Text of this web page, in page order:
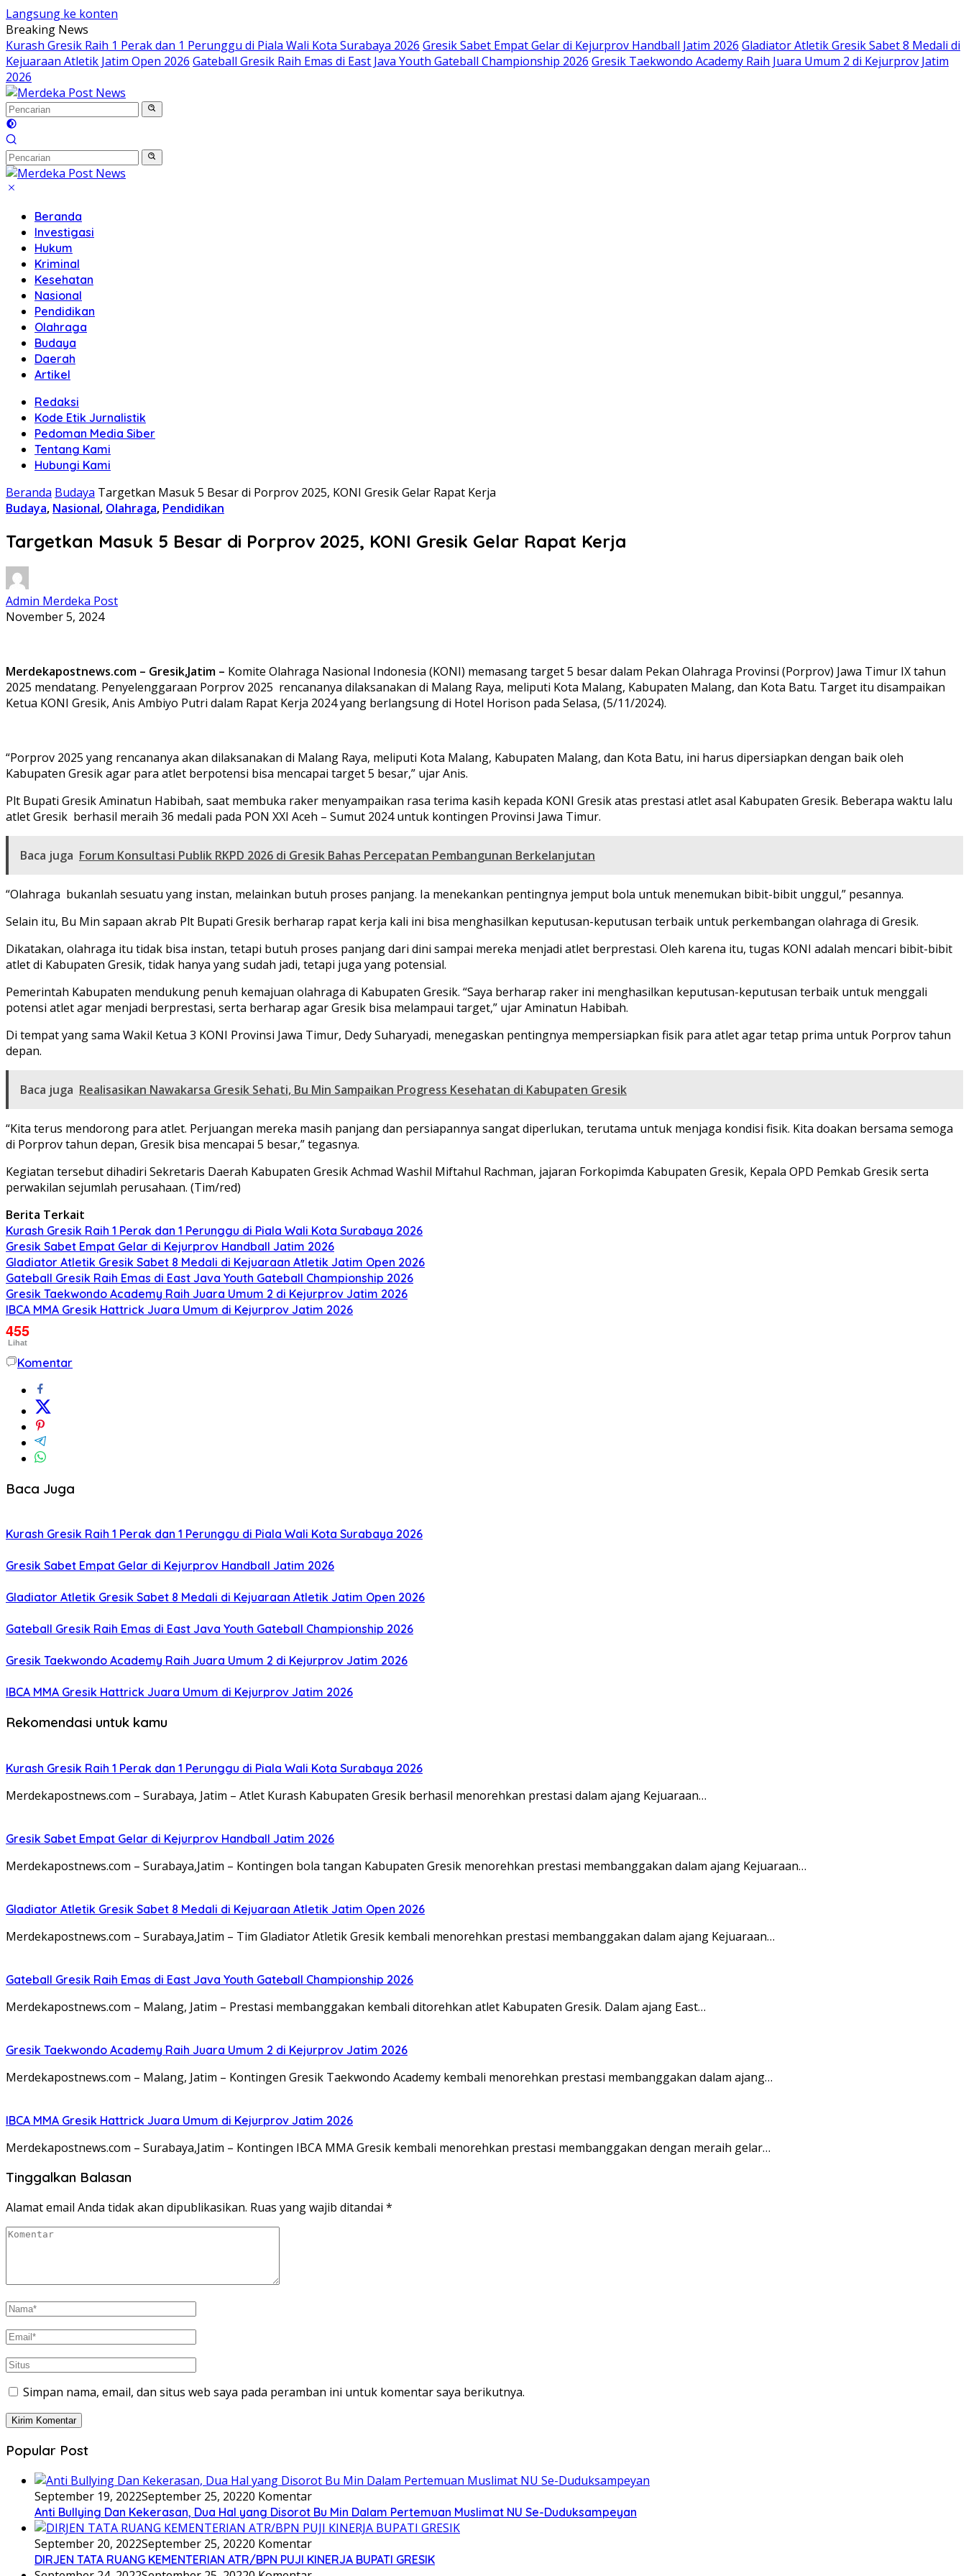
Langsung ke konten
Breaking News
Kurash Gresik Raih 1 Perak dan 1 Perunggu di Piala Wali Kota Surabaya 2026 Gresik Sabet Empat Gelar di Kejurprov Handball Jatim 2026 Gladiator Atletik Gresik Sabet 8 Medali di
Kejuaraan Atletik Jatim Open 2026 Gateball Gresik Raih Emas di East Java Youth Gateball Championship 2026 Gresik Taekwondo Academy Raih Juara Umum 2 di Kejurprov Jatim
2026
Beranda
Investigasi
Hukum
Kriminal
Kesehatan
Nasional
Pendidikan
Olahraga
Budaya
Daerah
Artikel
Redaksi
Kode Etik Jurnalistik
Pedoman Media Siber
Tentang Kami
Hubungi Kami
Beranda Budaya Targetkan Masuk 5 Besar di Porprov 2025, KONI Gresik Gelar Rapat Kerja
Budaya, Nasional, Olahraga, Pendidikan
Targetkan Masuk 5 Besar di Porprov 2025, KONI Gresik Gelar Rapat Kerja
Admin Merdeka Post
November 5, 2024
Merdekapostnews.com – Gresik,Jatim – Komite Olahraga Nasional Indonesia (KONI) memasang target 5 besar dalam Pekan Olahraga Provinsi (Porprov) Jawa Timur IX tahun
2025 mendatang. Penyelenggaraan Porprov 2025 rencananya dilaksanakan di Malang Raya, meliputi Kota Malang, Kabupaten Malang, dan Kota Batu. Target itu disampaikan
Ketua KONI Gresik, Anis Ambiyo Putri dalam Rapat Kerja 2024 yang berlangsung di Hotel Horison pada Selasa, (5/11/2024).
“Porprov 2025 yang rencananya akan dilaksanakan di Malang Raya, meliputi Kota Malang, Kabupaten Malang, dan Kota Batu, ini harus dipersiapkan dengan baik oleh
Kabupaten Gresik agar para atlet berpotensi bisa mencapai target 5 besar,” ujar Anis.
Plt Bupati Gresik Aminatun Habibah, saat membuka raker menyampaikan rasa terima kasih kepada KONI Gresik atas prestasi atlet asal Kabupaten Gresik. Beberapa waktu lalu
atlet Gresik berhasil meraih 36 medali pada PON XXI Aceh – Sumut 2024 untuk kontingen Provinsi Jawa Timur.
Baca juga Forum Konsultasi Publik RKPD 2026 di Gresik Bahas Percepatan Pembangunan Berkelanjutan
“Olahraga bukanlah sesuatu yang instan, melainkan butuh proses panjang. Ia menekankan pentingnya jemput bola untuk menemukan bibit-bibit unggul,” pesannya.
Selain itu, Bu Min sapaan akrab Plt Bupati Gresik berharap rapat kerja kali ini bisa menghasilkan keputusan-keputusan terbaik untuk perkembangan olahraga di Gresik.
Dikatakan, olahraga itu tidak bisa instan, tetapi butuh proses panjang dari dini sampai mereka menjadi atlet berprestasi. Oleh karena itu, tugas KONI adalah mencari bibit-bibit
atlet di Kabupaten Gresik, tidak hanya yang sudah jadi, tetapi juga yang potensial.
Pemerintah Kabupaten mendukung penuh kemajuan olahraga di Kabupaten Gresik. “Saya berharap raker ini menghasilkan keputusan-keputusan terbaik untuk menggali
potensi atlet agar menjadi berprestasi, serta berharap agar Gresik bisa melampaui target,” ujar Aminatun Habibah.
Di tempat yang sama Wakil Ketua 3 KONI Provinsi Jawa Timur, Dedy Suharyadi, menegaskan pentingnya mempersiapkan fisik para atlet agar tetap prima untuk Porprov tahun
depan.
Baca juga Realisasikan Nawakarsa Gresik Sehati, Bu Min Sampaikan Progress Kesehatan di Kabupaten Gresik
“Kita terus mendorong para atlet. Perjuangan mereka masih panjang dan persiapannya sangat diperlukan, terutama untuk menjaga kondisi fisik. Kita doakan bersama semoga
di Porprov tahun depan, Gresik bisa mencapai 5 besar,” tegasnya.
Kegiatan tersebut dihadiri Sekretaris Daerah Kabupaten Gresik Achmad Washil Miftahul Rachman, jajaran Forkopimda Kabupaten Gresik, Kepala OPD Pemkab Gresik serta
perwakilan sejumlah perusahaan. (Tim/red)
Berita Terkait
Kurash Gresik Raih 1 Perak dan 1 Perunggu di Piala Wali Kota Surabaya 2026
Gresik Sabet Empat Gelar di Kejurprov Handball Jatim 2026
Gladiator Atletik Gresik Sabet 8 Medali di Kejuaraan Atletik Jatim Open 2026
Gateball Gresik Raih Emas di East Java Youth Gateball Championship 2026
Gresik Taekwondo Academy Raih Juara Umum 2 di Kejurprov Jatim 2026
IBCA MMA Gresik Hattrick Juara Umum di Kejurprov Jatim 2026
455
Lihat
Komentar
Baca Juga
Kurash Gresik Raih 1 Perak dan 1 Perunggu di Piala Wali Kota Surabaya 2026
Gresik Sabet Empat Gelar di Kejurprov Handball Jatim 2026
Gladiator Atletik Gresik Sabet 8 Medali di Kejuaraan Atletik Jatim Open 2026
Gateball Gresik Raih Emas di East Java Youth Gateball Championship 2026
Gresik Taekwondo Academy Raih Juara Umum 2 di Kejurprov Jatim 2026
IBCA MMA Gresik Hattrick Juara Umum di Kejurprov Jatim 2026
Rekomendasi untuk kamu
Kurash Gresik Raih 1 Perak dan 1 Perunggu di Piala Wali Kota Surabaya 2026
Merdekapostnews.com – Surabaya, Jatim – Atlet Kurash Kabupaten Gresik berhasil menorehkan prestasi dalam ajang Kejuaraan…
Gresik Sabet Empat Gelar di Kejurprov Handball Jatim 2026
Merdekapostnews.com – Surabaya,Jatim – Kontingen bola tangan Kabupaten Gresik menorehkan prestasi membanggakan dalam ajang Kejuaraan…
Gladiator Atletik Gresik Sabet 8 Medali di Kejuaraan Atletik Jatim Open 2026
Merdekapostnews.com – Surabaya,Jatim – Tim Gladiator Atletik Gresik kembali menorehkan prestasi membanggakan dalam ajang Kejuaraan…
Gateball Gresik Raih Emas di East Java Youth Gateball Championship 2026
Merdekapostnews.com – Malang, Jatim – Prestasi membanggakan kembali ditorehkan atlet Kabupaten Gresik. Dalam ajang East…
Gresik Taekwondo Academy Raih Juara Umum 2 di Kejurprov Jatim 2026
Merdekapostnews.com – Malang, Jatim – Kontingen Gresik Taekwondo Academy kembali menorehkan prestasi membanggakan dalam ajang…
IBCA MMA Gresik Hattrick Juara Umum di Kejurprov Jatim 2026
Merdekapostnews.com – Surabaya,Jatim – Kontingen IBCA MMA Gresik kembali menorehkan prestasi membanggakan dengan meraih gelar…
Tinggalkan Balasan
Alamat email Anda tidak akan dipublikasikan. Ruas yang wajib ditandai *
Simpan nama, email, dan situs web saya pada peramban ini untuk komentar saya berikutnya.
Popular Post
September 19, 2022September 25, 20220 Komentar
Anti Bullying Dan Kekerasan, Dua Hal yang Disorot Bu Min Dalam Pertemuan Muslimat NU Se-Duduksampeyan
September 20, 2022September 25, 20220 Komentar
DIRJEN TATA RUANG KEMENTERIAN ATR/BPN PUJI KINERJA BUPATI GRESIK